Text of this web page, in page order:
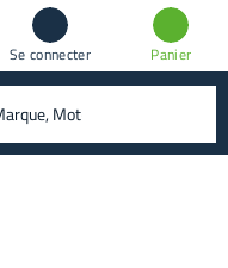
Se connecter Panier